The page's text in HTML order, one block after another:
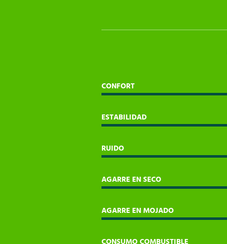
CONFORT
ESTABILIDAD
RUIDO
AGARRE EN SECO
AGARRE EN MOJADO
CONSUMO COMBUSTIBLE